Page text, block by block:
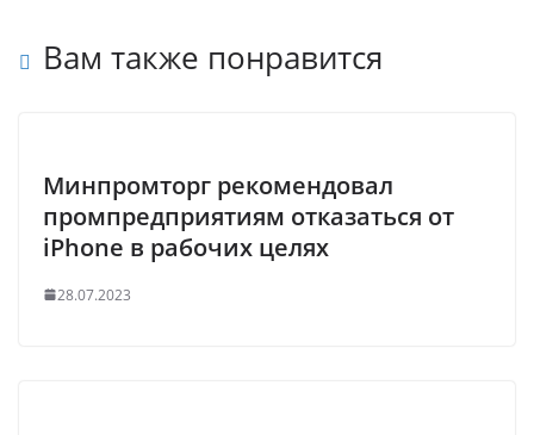
Вам также понравится
Минпромторг рекомендовал
промпредприятиям отказаться от
iPhone в рабочих целях
28.07.2023